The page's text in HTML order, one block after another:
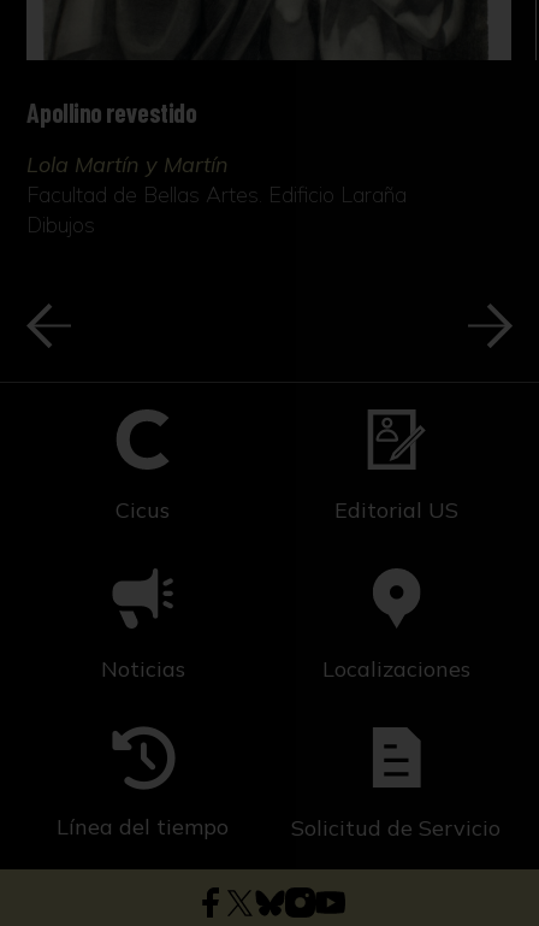
Apollino revestido
Lola Martín y Martín
Facultad de Bellas Artes. Edificio Laraña
Dibujos
Cicus Editorial US
Noticias Localizaciones
Línea del tiempo Solicitud de Servicio